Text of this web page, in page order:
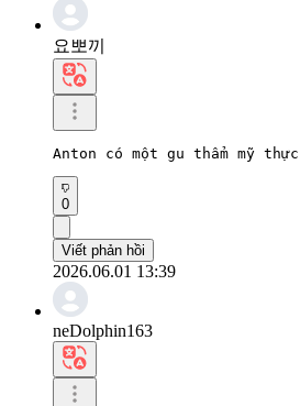
요뽀끼
Anton có một gu thẩm mỹ
0
Viết phản hồi
2026.06.01 13:39
neDolphin163